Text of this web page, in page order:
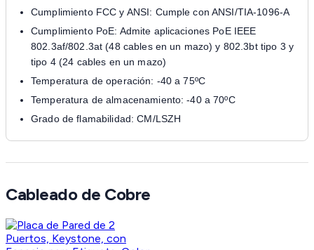
Cumplimiento FCC y ANSI: Cumple con ANSI/TIA-1096-A
Cumplimiento PoE: Admite aplicaciones PoE IEEE
802.3af/802.3at (48 cables en un mazo) y 802.3bt tipo 3 y
tipo 4 (24 cables en un mazo)
Temperatura de operación: -40 a 75ºC
Temperatura de almacenamiento: -40 a 70ºC
Grado de flamabilidad: CM/LSZH
Cableado de Cobre